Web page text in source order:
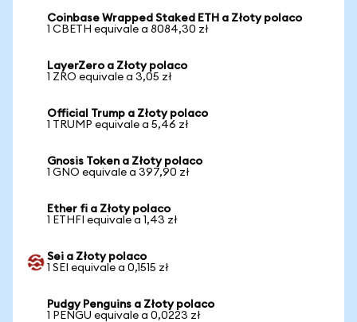
Coinbase Wrapped Staked ETH a Złoty polaco
1 CBETH equivale a 8084,30 zł
LayerZero a Złoty polaco
1 ZRO equivale a 3,05 zł
Official Trump a Złoty polaco
1 TRUMP equivale a 5,46 zł
Gnosis Token a Złoty polaco
1 GNO equivale a 397,90 zł
Ether fi a Złoty polaco
1 ETHFI equivale a 1,43 zł
Sei a Złoty polaco
1 SEI equivale a 0,1515 zł
Pudgy Penguins a Złoty polaco
1 PENGU equivale a 0,0223 zł